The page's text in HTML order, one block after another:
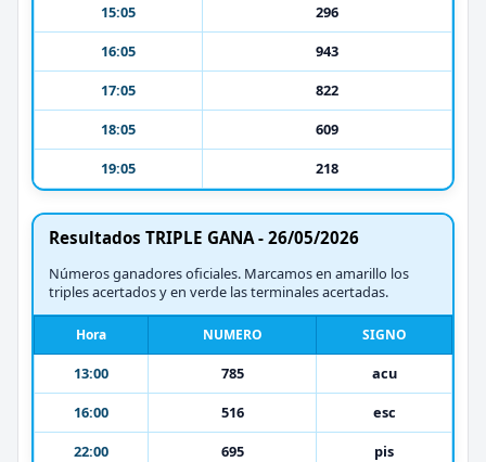
15:05
296
16:05
943
17:05
822
18:05
609
19:05
218
Resultados TRIPLE GANA - 26/05/2026
Números ganadores oficiales. Marcamos en amarillo los
triples acertados y en verde las terminales acertadas.
Hora NUMERO SIGNO
13:00 785
acu
16:00
516
esc
22:00
695 pis